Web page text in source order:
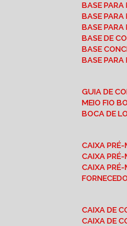
BASE
BASE
BASE
BASE DE
BASE
BASE
GUIA DE
MEIO FIO
BOCA DE
CAIXA
CAIXA
CAIXA
CAIXA DE
CAIXA DE